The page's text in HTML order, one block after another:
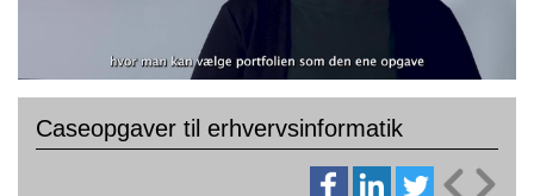
Caseopgaver til erhvervsinformatik